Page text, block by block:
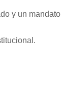
y un